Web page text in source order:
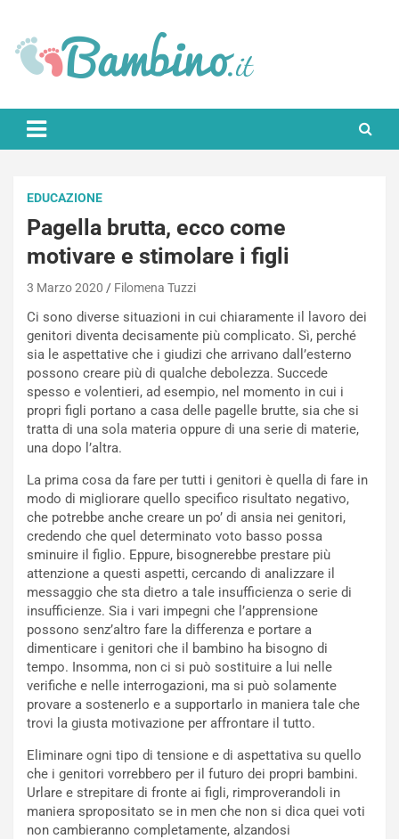
content
Bambino.it
EDUCAZIONE
Pagella brutta, ecco come
motivare e stimolare i figli
3 Marzo 2020 Filomena Tuzzi
Ci sono diverse situazioni in cui chiaramente il lavoro dei
genitori diventa decisamente più complicato. Sì, perché
sia le aspettative che i giudizi che arrivano dall’esterno
possono creare più di qualche debolezza. Succede
spesso e volentieri, ad esempio, nel momento in cui i
propri figli portano a casa delle pagelle brutte, sia che si
tratta di una sola materia oppure di una serie di materie,
una dopo l’altra.
La prima cosa da fare per tutti i genitori è quella di fare in
modo di migliorare quello specifico risultato negativo,
che potrebbe anche creare un po’ di ansia nei genitori,
credendo che quel determinato voto basso possa
sminuire il figlio. Eppure, bisognerebbe prestare più
attenzione a questi aspetti, cercando di analizzare il
messaggio che sta dietro a tale insufficienza o serie di
insufficienze. Sia i vari impegni che l’apprensione
possono senz’altro fare la differenza e portare a
dimenticare i genitori che il bambino ha bisogno di
tempo. Insomma, non ci si può sostituire a lui nelle
verifiche e nelle interrogazioni, ma si può solamente
provare a sostenerlo e a supportarlo in maniera tale che
trovi la giusta motivazione per affrontare il tutto.
Eliminare ogni tipo di tensione e di aspettativa su quello
che i genitori vorrebbero per il futuro dei propri bambini.
Urlare e strepitare di fronte ai figli, rimproverandoli in
maniera spropositato se in men che non si dica quei voti
non cambieranno completamente, alzandosi